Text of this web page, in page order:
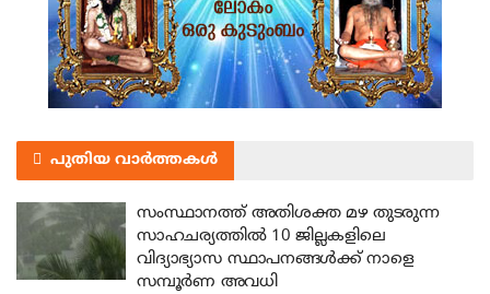
പുതിയ വാർത്തകൾ
സംസ്ഥാനത്ത് അതിശക്ത മഴ തുടരുന്ന
സാഹചര്യത്തിൽ 10 ജില്ലകളിലെ
വിദ്യാഭ്യാസ സ്ഥാപനങ്ങൾക്ക് നാളെ
സമ്പൂർണ അവധി